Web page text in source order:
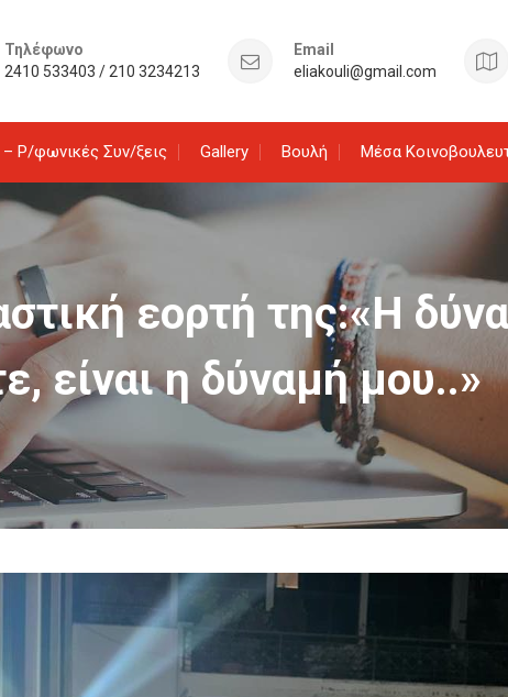
Τηλέφωνο
2410 533403 / 210 3234213
Email
eliakouli@gmail.com
– Ρ/φωνικές Συν/ξεις Gallery Βουλή Μέσα
εορτή της:«Η
είναι η δύναμή μου..»